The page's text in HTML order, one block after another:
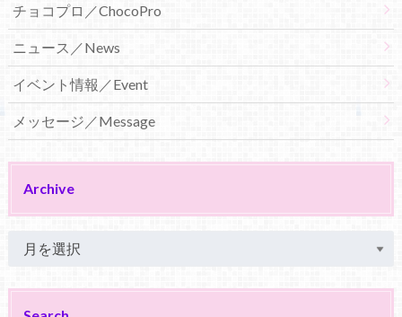
チョコプロ／ChocoPro
ニュース／News
イベント情報／Event
メッセージ／Message
Archive